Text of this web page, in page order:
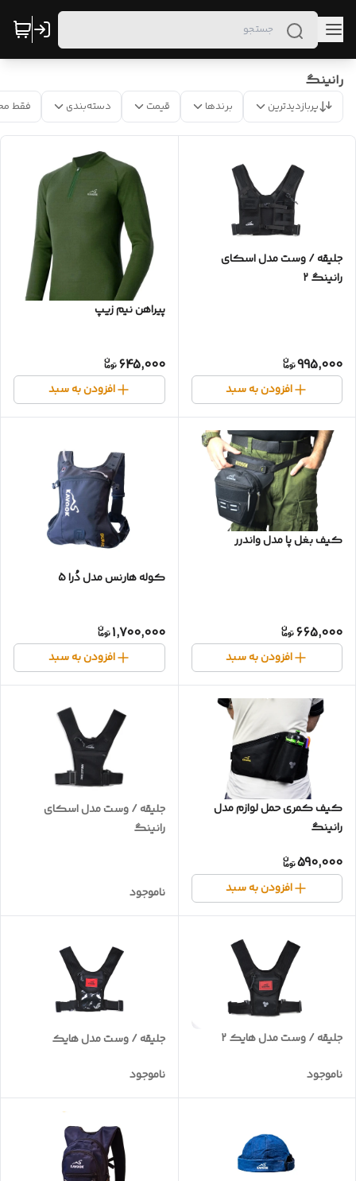
رانینگ
پربازدیدترین برندها قیمت دسته‌بندی فقط
جلیقه / وست مدل اسکای
رانینگ ۲
995,000
افزودن به سبد
پیراهن نیم زیپ
645,000
افزودن به سبد
کیف بغل پا مدل واندرر
665,000
افزودن به سبد
کوله هارنس مدل دُرا 5
1,700,000
افزودن به سبد
کیف کمری حمل لوازم مدل
رانینگ
590,000
افزودن به سبد
جلیقه / وست مدل اسکای
رانینگ
ناموجود
جلیقه / وست مدل هایک ۲
ناموجود
جلیقه / وست مدل هایک
ناموجود